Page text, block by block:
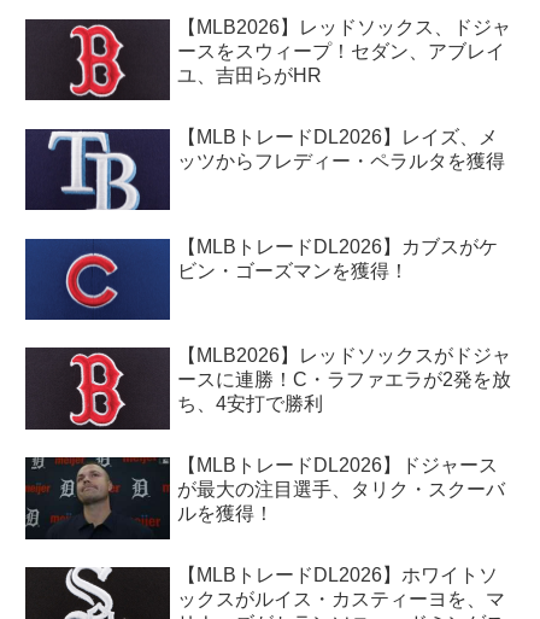
【MLB2026】レッドソックス、ドジャ
ースをスウィープ！セダン、アブレイ
ユ、吉田らがHR
【MLBトレードDL2026】レイズ、メ
ッツからフレディー・ペラルタを獲得
【MLBトレードDL2026】カブスがケ
ビン・ゴーズマンを獲得！
【MLB2026】レッドソックスがドジャ
ースに連勝！C・ラファエラが2発を放
ち、4安打で勝利
【MLBトレードDL2026】ドジャース
が最大の注目選手、タリク・スクーバ
ルを獲得！
【MLBトレードDL2026】ホワイトソ
ックスがルイス・カスティーヨを、マ